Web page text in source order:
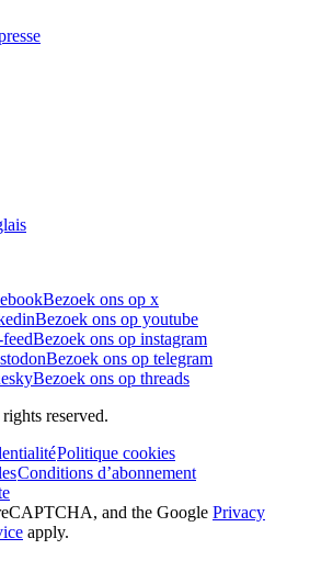
Bezoek ons op x
Bezoek ons op youtube
Bezoek ons op instagram
Bezoek ons op telegram
Bezoek ons op threads
reserved.
Politique cookies
Conditions d’abonnement
and the Google Privacy
apply.